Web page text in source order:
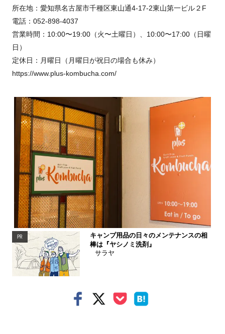
所在地：愛知県名古屋市千種区東山通4-17-2東山第一ビル２F
電話：052-898-4037
営業時間：10:00〜19:00（火〜土曜日）、10:00〜17:00（日曜
日）
定休日：月曜日（月曜日が祝日の場合も休み）
https://www.plus-kombucha.com/
PR
キャンプ用品の日々のメンテナンスの相
棒は『ヤシノミ洗剤』
サラヤ